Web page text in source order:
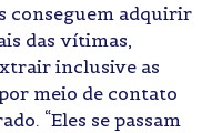
conseguem adquirir
das vítimas,
inclusive as
meio de contato
“Eles se passam